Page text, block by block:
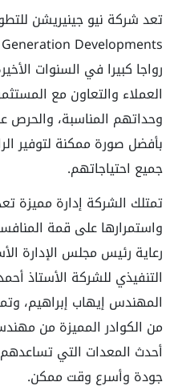
تعد شركة نيو جينيريشن
Generation Developments
رواجا كبيرا في السنوات
العملاء والتعاون مع
وحداتهم المناسبة، والحرص
بأفضل صورة ممكنة لتوفير
جميع احتياجاتهم.
تمتلك الشركة إدارة مميزة
واستمرارها على قمة
رعاية رئيس مجلس الإدارة
التنفيذي للشركة الأستاذ
المهندس إيهاب إبراهيم،
من الكوادر المميزة من
أحدث المعدات التي
جودة وأسرع وقت ممكن.